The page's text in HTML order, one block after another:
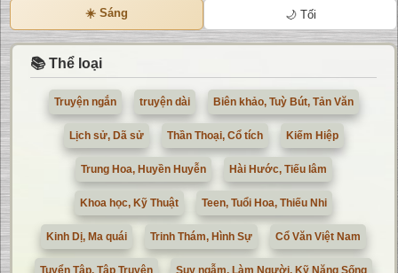
☀️ Sáng 🌙 Tối
📚 Thể loại
Truyện ngắn truyện dài Biên khảo, Tuỳ Bút, Tản Văn
Lịch sử, Dã sử Thần Thoại, Cổ tích Kiếm Hiệp
Trung Hoa, Huyền Huyễn Hài Hước, Tiếu lâm
Khoa học, Kỹ Thuật Teen, Tuổi Hoa, Thiếu Nhi
Kinh Dị, Ma quái Trinh Thám, Hình Sự Cổ Văn Việt Nam
Tuyển Tập, Tập Truyện Suy ngẫm, Làm Người, Kỹ Năng Sống